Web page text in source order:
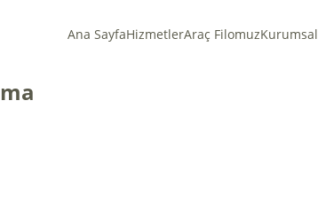
Ana SayfaHizmetlerAraç FilomuzKurumsal